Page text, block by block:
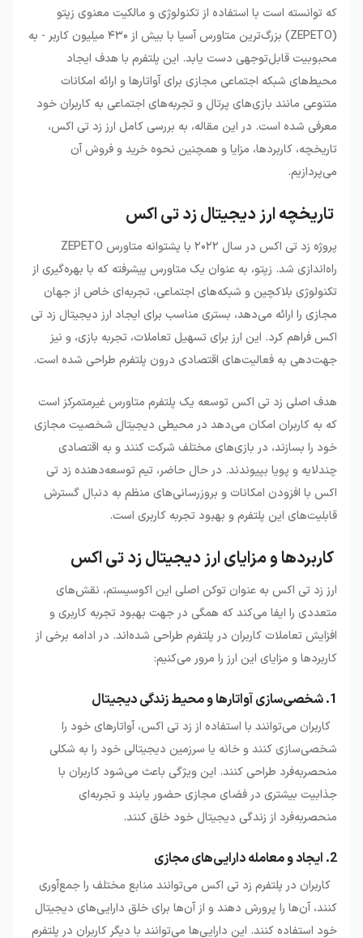
که توانسته است با استفاده از تکنولوژی و مالکیت معنوی زپتو
(
ZEPETO
)
بزرگ‌ترین متاورس آسیا با بیش از ۴۳۰ میلیون کاربر - به
محبوبیت قابل‌توجهی دست یابد. این پلتفرم با هدف ایجاد
محیط‌های شبکه اجتماعی مجازی برای آواتارها و ارائه امکانات
متنوعی مانند بازی‌های پرتال و تجربه‌های اجتماعی به کاربران خود
معرفی شده است. در این مقاله، به بررسی کامل ارز زد تی اکس،
تاریخچه، کاربردها، مزایا و همچنین نحوه خرید و فروش آن
می‌پردازیم.
تاریخچه ارز دیجیتال زد تی اکس
پروژه زد تی اکس در سال ۲۰۲۲ با پشتوانه متاورس
ZEPETO
راه‌اندازی شد. زپتو، به عنوان یک متاورس پیشرفته که با بهره‌گیری از
تکنولوژی بلاکچین و شبکه‌های اجتماعی، تجربه‌ای خاص از جهان
مجازی را ارائه می‌دهد، بستری مناسب برای ایجاد ارز دیجیتال زد تی
اکس فراهم کرد. این ارز برای تسهیل تعاملات، تجربه بازی، و نیز
جهت‌دهی به فعالیت‌های اقتصادی درون پلتفرم طراحی شده است.
هدف اصلی زد تی اکس توسعه یک پلتفرم متاورس غیرمتمرکز است
که به کاربران امکان می‌دهد در محیطی دیجیتال شخصیت مجازی
خود را بسازند، در بازی‌های مختلف شرکت کنند و به اقتصادی
چندلایه و پویا بپیوندند. در حال حاضر، تیم توسعه‌دهنده زد تی
اکس با افزودن امکانات و بروزرسانی‌های منظم به دنبال گسترش
قابلیت‌های این پلتفرم و بهبود تجربه کاربری است.
کاربردها و مزایای ارز دیجیتال زد تی اکس
ارز زد تی اکس به عنوان توکن اصلی این اکوسیستم، نقش‌های
متعددی را ایفا می‌کند که همگی در جهت بهبود تجربه کاربری و
افزایش تعاملات کاربران در پلتفرم طراحی شده‌اند. در ادامه برخی از
کاربردها و مزایای این ارز را مرور می‌کنیم:
1. شخصی‌سازی آواتارها و محیط زندگی دیجیتال
کاربران می‌توانند با استفاده از زد تی اکس، آواتارهای خود را
شخصی‌سازی کنند و خانه یا سرزمین دیجیتالی خود را به شکلی
منحصربه‌فرد طراحی کنند. این ویژگی باعث می‌شود کاربران با
جذابیت بیشتری در فضای مجازی حضور یابند و تجربه‌ای
منحصر‌به‌فرد از زندگی دیجیتال خود خلق کنند.
2. ایجاد و معامله دارایی‌های مجازی
کاربران در پلتفرم زد تی اکس می‌توانند منابع مختلف را جمع‌آوری
کنند، آن‌ها را پرورش دهند و از آن‌ها برای خلق دارایی‌های دیجیتال
خود استفاده کنند. این دارایی‌ها می‌توانند با دیگر کاربران در پلتفرم